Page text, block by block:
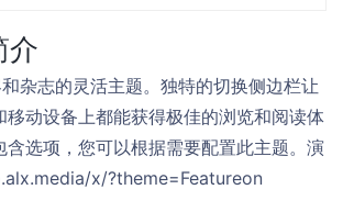
介
杂志的灵活主题。独特的切换侧边栏让
移动设备上都能获得极佳的浏览和阅读体
含选项，您可以根据需要配置此主题。演
x/?theme=Featureon